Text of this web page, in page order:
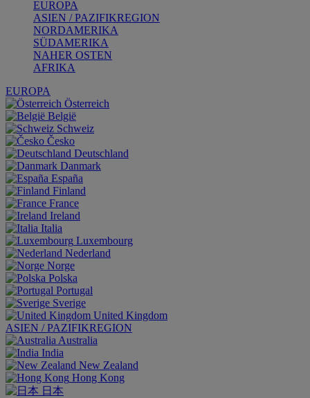
EUROPA
ASIEN / PAZIFIKREGION
NORDAMERIKA
SÜDAMERIKA
NAHER OSTEN
AFRIKA
EUROPA
Österreich
België
Schweiz
Česko
Deutschland
Danmark
España
Finland
France
Ireland
Italia
Luxembourg
Nederland
Norge
Polska
Portugal
Sverige
United Kingdom
ASIEN / PAZIFIKREGION
Australia
India
New Zealand
Hong Kong
日本